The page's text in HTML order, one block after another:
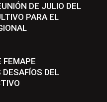
DE JULIO DEL
PARA EL
FEMAPE
DEL